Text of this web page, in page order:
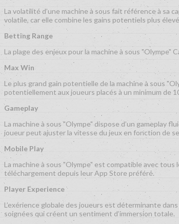
La volatilité d’une machine à sous fait référence à sa
volatile, car elle combine les gains potentiels plus
Betting Range
La plage des enjeux pour la machine à sous
Max Win
Le plus grand gain potentielle de la machine à sous
potentiellement aux joueurs placés à un minimum de
Gameplay
La machine à sous "Olympe" dispose d’un gameplay
joueur peut ajuster la vitesse du jeux en fonction de
Mobile Play
La machine à sous "Olympe" est compatible avec
téléchargement depuis leur App Store préféré.
Player Experience
L’exérience globale des joueurs est déterminante
soignées qui créent un sentiment d’immersion totale.